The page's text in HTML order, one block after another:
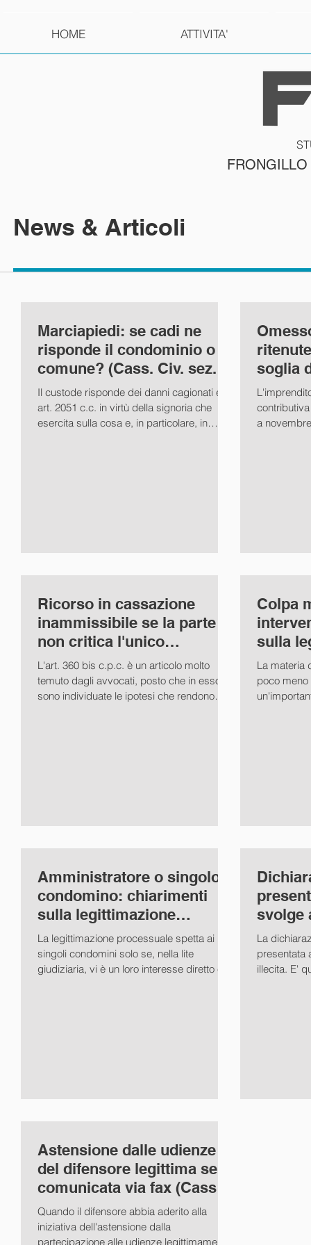
HOME ATTIVITA'
News & Articoli
Marciapiedi: se cadi ne
risponde il condominio o il
comune? (Cass. Civ. sez. III
ord. 31/01/2018 n.
Il custode risponde dei danni cagionati ex
art. 2051 c.c. in virtù della signoria che
esercita sulla cosa e, in particolare, in
soglia
a
Ricorso in cassazione
inammissibile se la parte
non critica l'unico
precedente (Cass. Civ. sez.
L'art. 360 bis c.p.c. è un articolo molto
temuto dagli avvocati, posto che in esso
sono individuate le ipotesi che rendono
Colpa
sulla legge
La materia
poco
Amministratore o singolo
condomino: chiarimenti
sulla legittimazione
processuale (Cass. Civ.
sez. II
La legittimazione processuale spetta ai
singoli condomini solo se, nella lite
giudiziaria, vi è un loro interesse diretto e
svolge
(Cass.
La
presentata
illecita. E'
Astensione dalle udienze
del difensore legittima se
comunicata via fax (Cass.
Pen. sez. IV sent. 26/
Quando il difensore abbia aderito alla
iniziativa dell'astensione dalla
partecipazione alle udienze legittimamente